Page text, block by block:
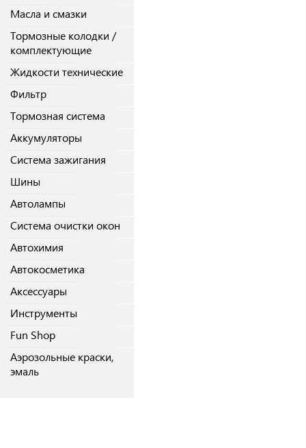
Масла и смазки
Тормозные колодки /
комплектующие
Жидкости технические
Фильтр
Тормозная система
Аккумуляторы
Система зажигания
Шины
Автолампы
Система очистки окон
Автохимия
Автокосметика
Аксессуары
Инструменты
Fun Shop
Аэрозольные краски,
эмаль